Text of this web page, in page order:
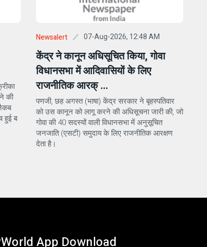
की
हुई ब
Newsalert 07-Aug-2026, 12:48 AM
केंद्र ने कानून अधिसूचित किया, गोवा
विधानसभा में आदिवासियों के लिए
राजनीतिक आरक् ...
पणजी, छह अगस्त (भाषा) केंद्र सरकार ने बृहस्पतिवार
को उस कानून को लागू करने की अधिसूचना जारी की, जो
गोवा की 40 सदस्यों वाली विधानसभा में अनुसूचित
जनजाति (एसटी) समुदाय के लिए राजनीतिक आरक्षण
देता है।
App Download